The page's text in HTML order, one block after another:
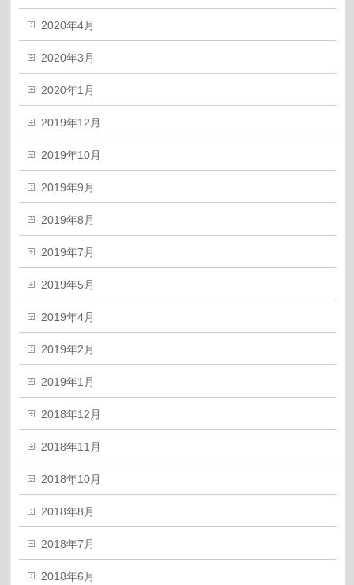
2020年4月
2020年3月
2020年1月
2019年12月
2019年10月
2019年9月
2019年8月
2019年7月
2019年5月
2019年4月
2019年2月
2019年1月
2018年12月
2018年11月
2018年10月
2018年8月
2018年7月
2018年6月